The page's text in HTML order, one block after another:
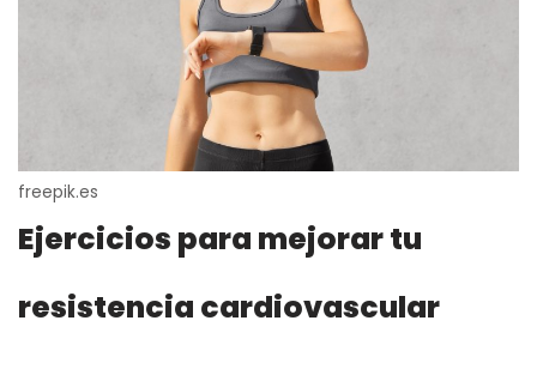
freepik.es
Ejercicios para mejorar tu
resistencia cardiovascular